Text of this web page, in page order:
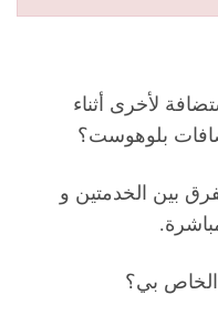
لأخرى أثناء
بلوهوست؟
بين الخدمتين و
الخاص بي؟